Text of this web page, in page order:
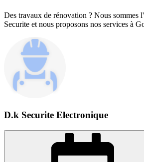
Des travaux de rénovation ? Nous sommes
Securite et nous proposons nos services à
D.k Securite Electronique